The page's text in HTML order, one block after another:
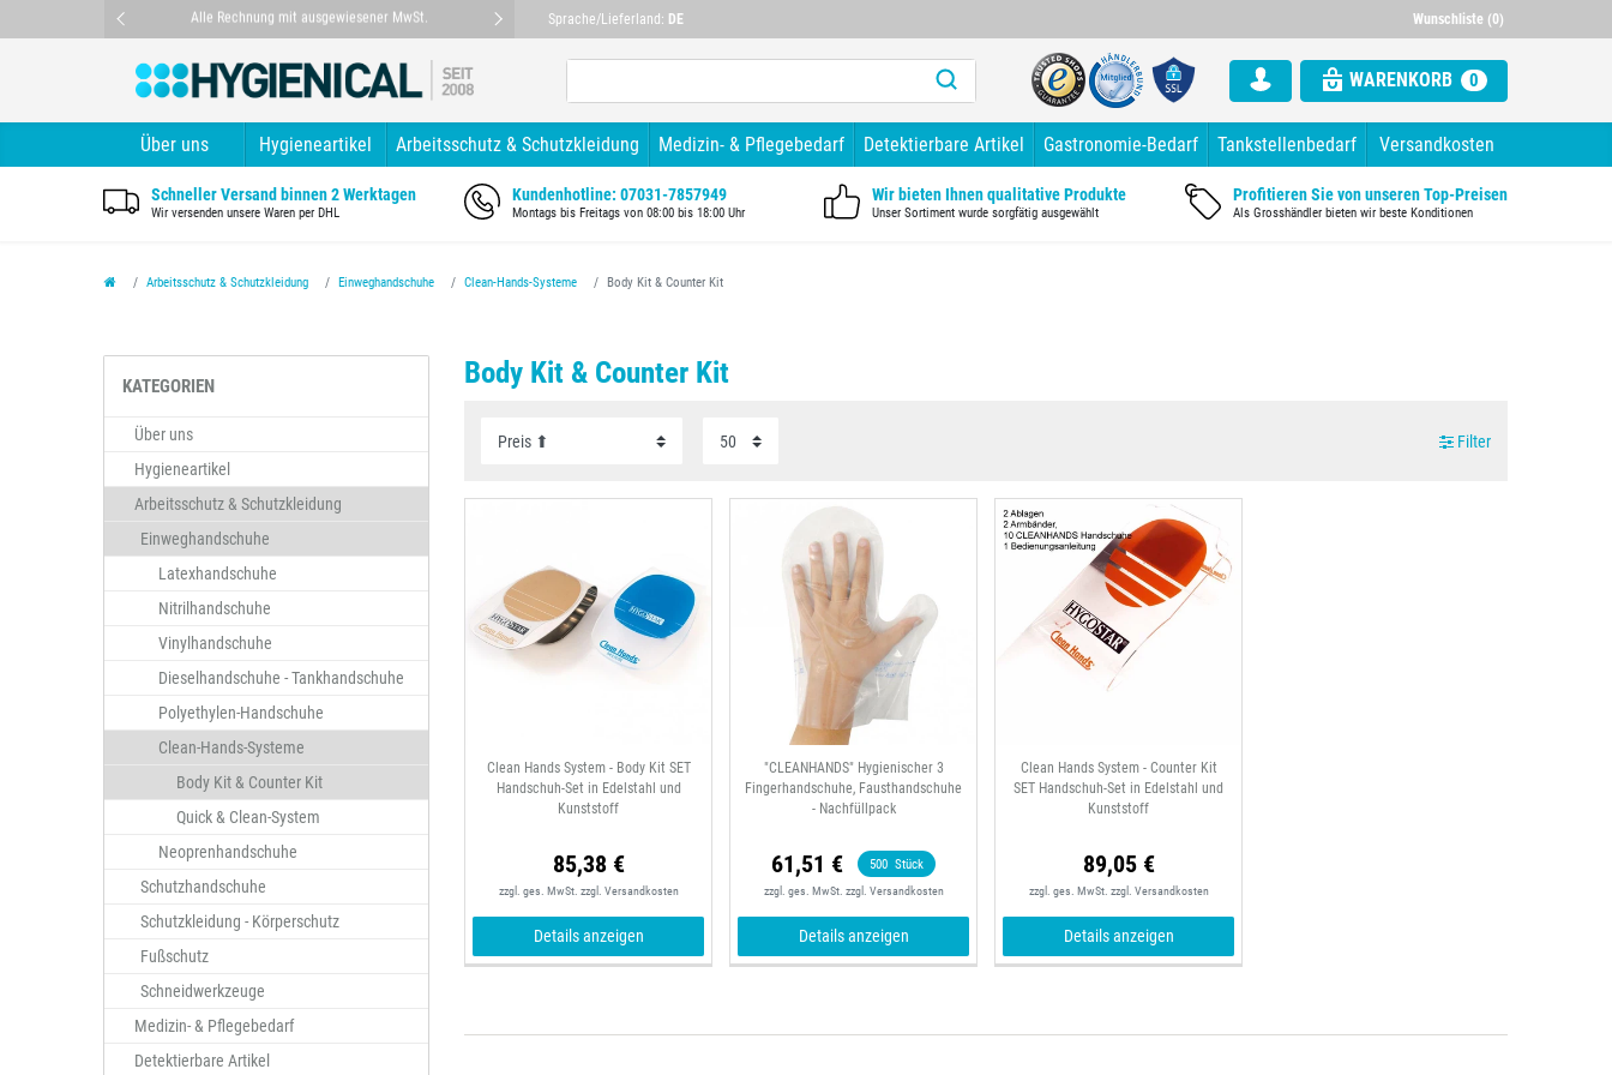
Sprache/Lieferland: DE Wunschliste (0)
Alle Rechnung mit ausgewiesener MwSt. Mehr als 10 Jahre Branchenerfahrung Alle Rechnung mit ausgewiesener
WARENKORB 0
Über uns Hygieneartikel Arbeitsschutz & Schutzkleidung Medizin- & Pflegebedarf Detektierbare Artikel Gastronomie-Bedarf Tankstellenbedarf Versandkosten
Schneller Versand binnen 2 Werktagen
Wir versenden unsere Waren per DHL
Kundenhotline: 07031-7857949
Montags bis Freitags von 08:00 bis 18:00 Uhr
Wir bieten Ihnen qualitative Produkte
Unser Sortiment wurde sorgfätig ausgewählt
Profitieren Sie von unseren Top-Preisen
Als Grosshändler bieten wir beste Konditionen
Arbeitsschutz & Schutzkleidung Einweghandschuhe Clean-Hands-Systeme Body Kit & Counter Kit
KATEGORIEN
Über uns
Hygieneartikel
Arbeitsschutz & Schutzkleidung
Einweghandschuhe
Latexhandschuhe
Nitrilhandschuhe
Vinylhandschuhe
Dieselhandschuhe - Tankhandschuhe
Polyethylen-Handschuhe
Clean-Hands-Systeme
Body Kit & Counter Kit
Quick & Clean-System
Neoprenhandschuhe
Schutzhandschuhe
Schutzkleidung - Körperschutz
Fußschutz
Schneidwerkzeuge
Medizin- & Pflegebedarf
Detektierbare Artikel
Body Kit & Counter Kit
Filter
Clean Hands System - Body Kit SET
Handschuh-Set in Edelstahl und
Kunststoff
85,38 €
zzgl. ges. MwSt. zzgl. Versandkosten
Details anzeigen
"CLEANHANDS" Hygienischer 3
Fingerhandschuhe, Fausthandschuhe
- Nachfüllpack
61,51 € 500 Stück
zzgl. ges. MwSt. zzgl. Versandkosten
Details anzeigen
Clean Hands System - Counter Kit
SET Handschuh-Set in Edelstahl und
Kunststoff
89,05 €
zzgl. ges. MwSt. zzgl. Versandkosten
Details anzeigen